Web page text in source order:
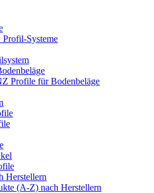
Systeme
Profile für Bodenbeläge
Herstellern
(A-Z) nach Herstellern